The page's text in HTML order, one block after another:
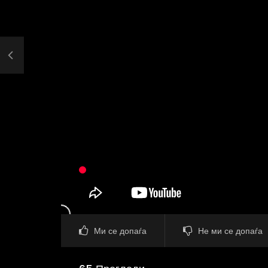
Ми се допаѓа Не ми се допаѓа